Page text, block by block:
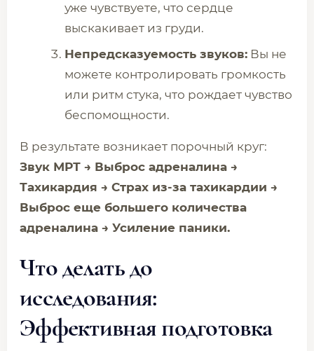
уже чувствуете, что сердце
выскакивает из груди.
Непредсказуемость звуков: Вы не
можете контролировать громкость
или ритм стука, что рождает чувство
беспомощности.
В результате возникает порочный круг:
Звук МРТ → Выброс адреналина →
Тахикардия → Страх из-за тахикардии →
Выброс еще большего количества
адреналина → Усиление паники.
Что делать до
исследования:
Эффективная подготовка